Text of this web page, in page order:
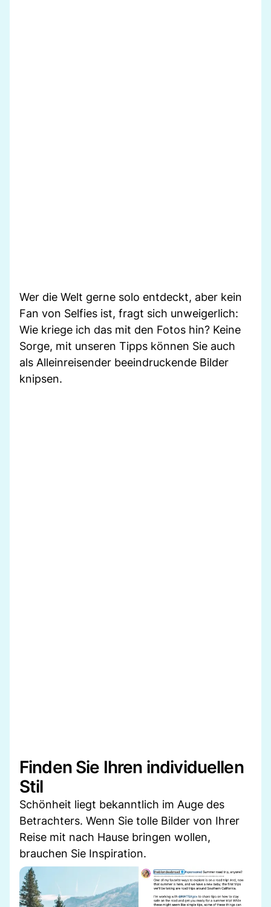
Wer die Welt gerne solo entdeckt, aber kein
Fan von Selfies ist, fragt sich unweigerlich:
Wie kriege ich das mit den Fotos hin? Keine
Sorge, mit unseren Tipps können Sie auch
als Alleinreisender beeindruckende Bilder
knipsen.
Finden Sie Ihren individuellen
Stil
Schönheit liegt bekanntlich im Auge des
Betrachters. Wenn Sie tolle Bilder von Ihrer
Reise mit nach Hause bringen wollen,
brauchen Sie Inspiration.